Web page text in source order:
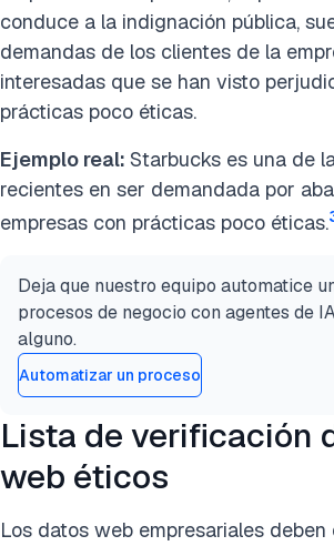
conduce a la indignación pública,
demandas de los clientes de la
interesadas que se han visto
prácticas poco éticas.
Ejemplo real: Starbucks es una de
recientes en ser demandada por
empresas con prácticas poco éticas.
Deja que nuestro equipo automatice
procesos de negocio con agentes de
alguno.
Automatizar un proceso
Lista de verificación
web éticos
Los datos web empresariales deben